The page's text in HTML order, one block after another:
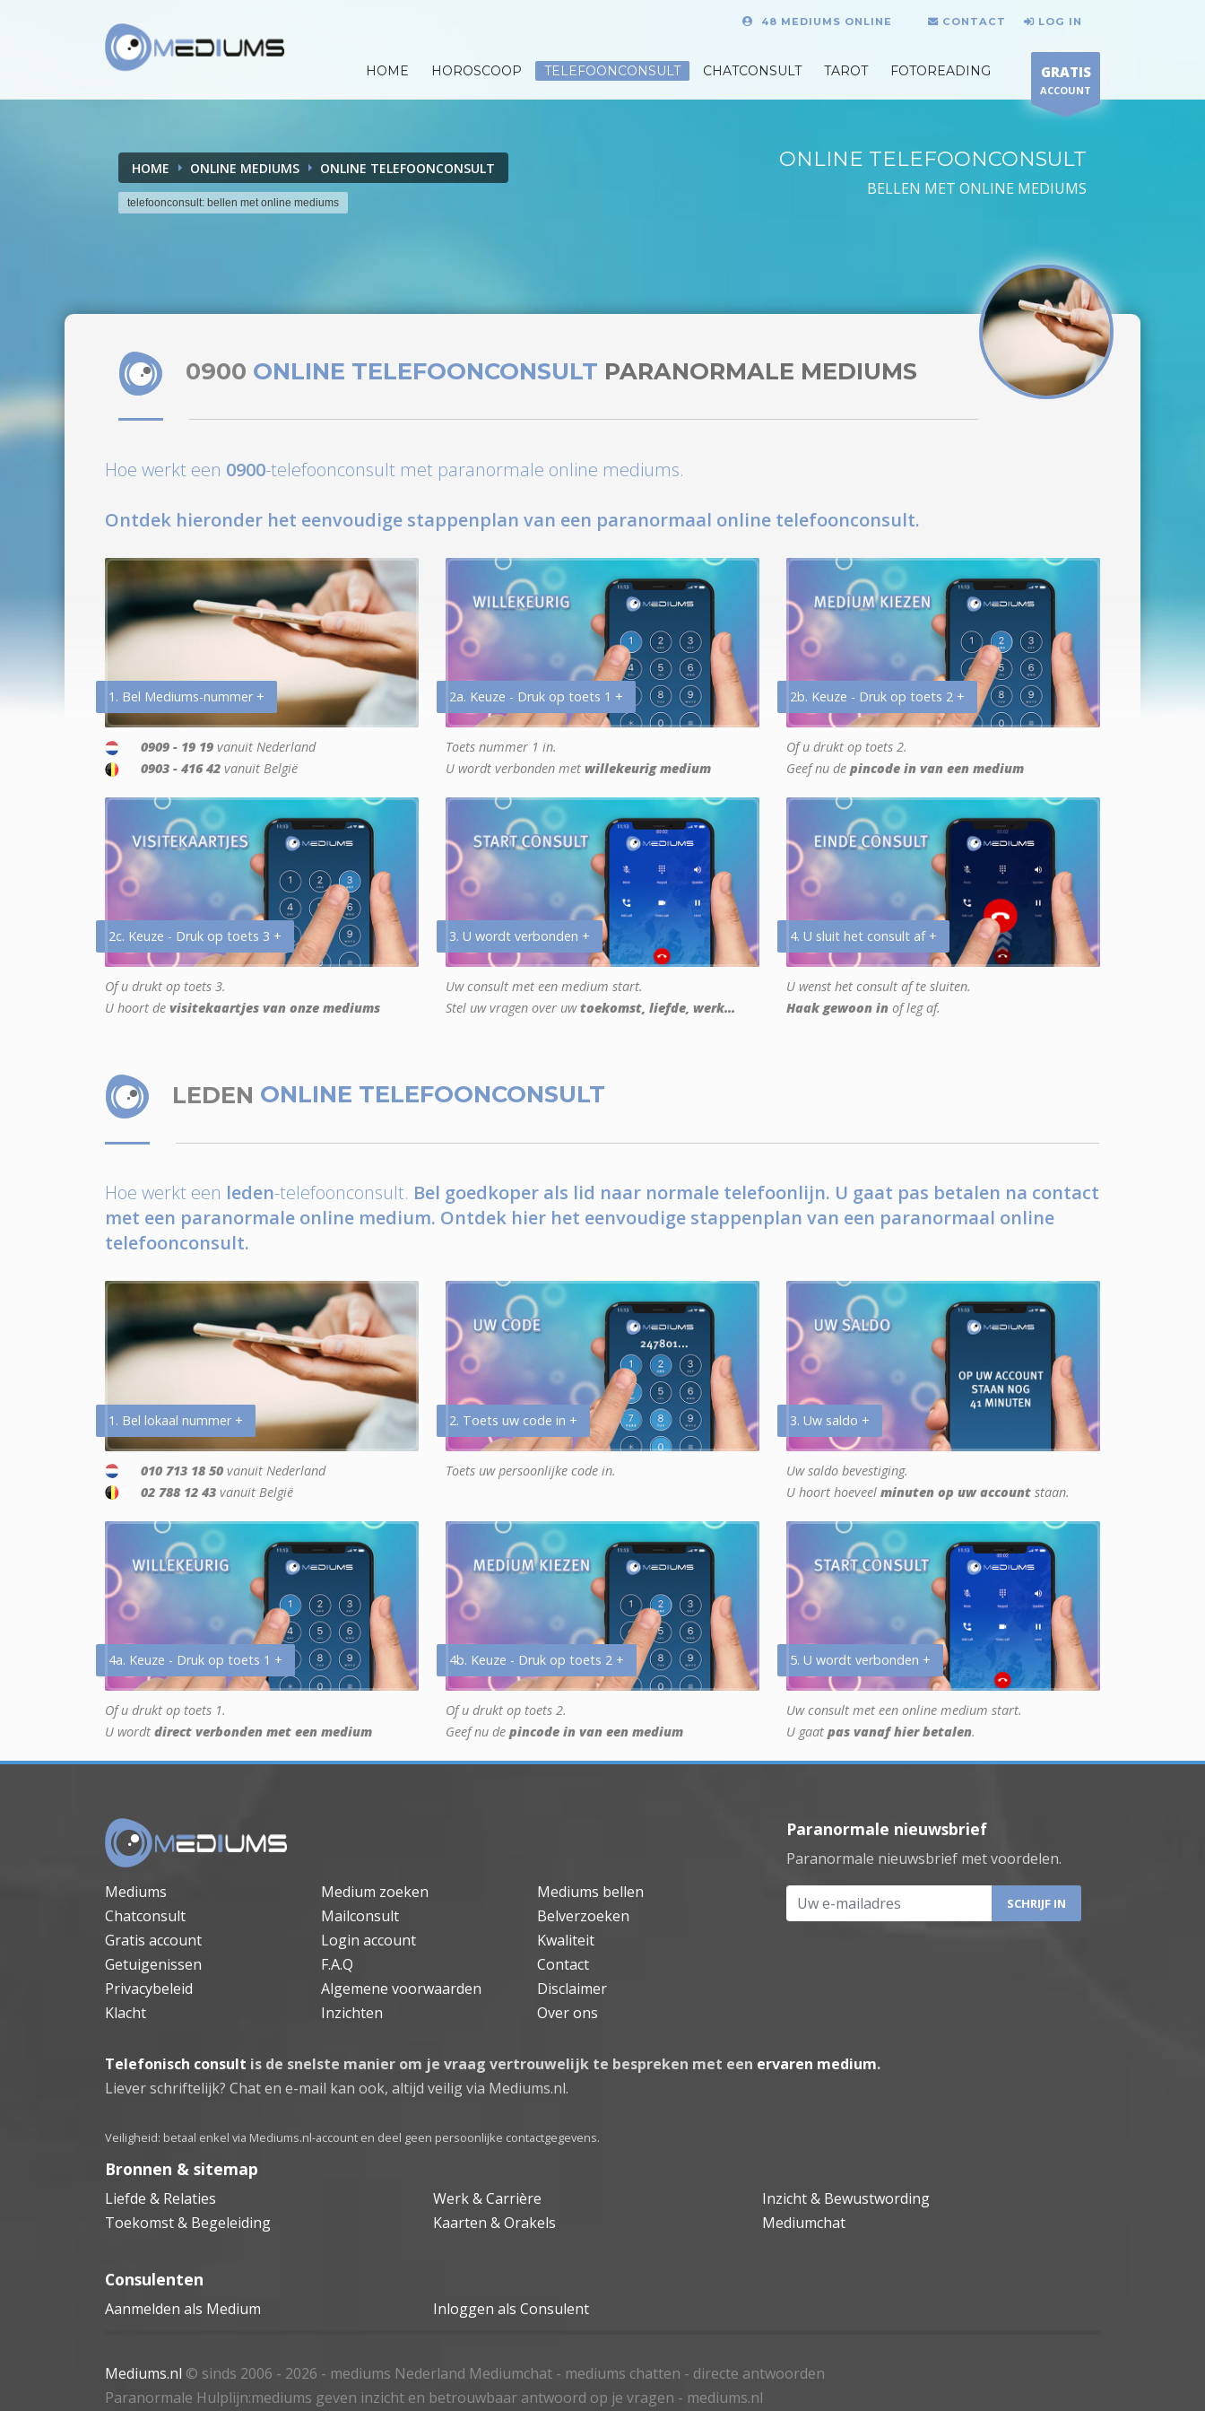
48 MEDIUMS ONLINE CONTACT LOG IN
HOME HOROSCOOP TELEFOONCONSULT CHATCONSULT TAROT FOTOREADING GRATIS
ACCOUNT
HOME ONLINE MEDIUMS ONLINE TELEFOONCONSULT
telefoonconsult: bellen met online mediums
ONLINE TELEFOONCONSULT
BELLEN MET ONLINE MEDIUMS
0900 ONLINE TELEFOONCONSULT PARANORMALE MEDIUMS
Hoe werkt een 0900-telefoonconsult met paranormale online mediums.
Ontdek hieronder het eenvoudige stappenplan van een paranormaal online telefoonconsult.
1. Bel Mediums-nummer +
0909 - 19 19 vanuit Nederland
0903 - 416 42 vanuit België
2a. Keuze - Druk op toets 1 +
Toets nummer 1 in.
U wordt verbonden met willekeurig medium
2b. Keuze - Druk op toets 2 +
Of u drukt op toets 2.
Geef nu de pincode in van een medium
2c. Keuze - Druk op toets 3 +
Of u drukt op toets 3.
U hoort de visitekaartjes van onze mediums
3. U wordt verbonden +
Uw consult met een medium start.
Stel uw vragen over uwtoekomst, liefde, werk...
4. U sluit het consult af +
U wenst het consult af te sluiten.
Haak gewoon in of leg af.
LEDEN ONLINE TELEFOONCONSULT
Hoe werkt een leden-telefoonconsult. Bel goedkoper als lid naar normale telefoonlijn. U gaat pas betalen na contact
met een paranormale online medium. Ontdek hier het eenvoudige stappenplan van een paranormaal online
telefoonconsult.
1. Bel lokaal nummer +
010 713 18 50 vanuit Nederland
02 788 12 43 vanuit België
2. Toets uw code in +
Toets uw persoonlijke code in.
3. Uw saldo +
Uw saldo bevestiging.
U hoort hoeveel minuten op uw account staan.
4a. Keuze - Druk op toets 1 +
Of u drukt op toets 1.
U wordt direct verbonden met een medium
4b. Keuze - Druk op toets 2 +
Of u drukt op toets 2.
Geef nu de pincode in van een medium
5. U wordt verbonden +
Uw consult met een online medium start.
U gaat pas vanaf hier betalen.
Mediums Medium zoeken
Mediums bellen
Chatconsult
Mailconsult
Belverzoeken
Gratis account
Login account
Kwaliteit
Getuigenissen
F.A.Q
Contact
Privacybeleid
Algemene voorwaarden
Disclaimer
Klacht
Inzichten Over ons
Paranormale nieuwsbrief
Paranormale nieuwsbrief met voordelen.
Uw e-mailadres
Telefonisch consult is de snelste manier om je vraag vertrouwelijk te bespreken met een ervaren medium.
Liever schriftelijk? Chat en e-mail kan ook, altijd veilig via Mediums.nl.
Veiligheid: betaal enkel via Mediums.nl-account en deel geen persoonlijke contactgegevens.
Bronnen & sitemap
Liefde & Relaties Werk & Carrière
Inzicht & Bewustwording
Toekomst & Begeleiding
Kaarten & Orakels Mediumchat
Consulenten
Aanmelden als Medium Inloggen als Consulent
Mediums.nl © sinds 2006 - 2026 - mediums Nederland Mediumchat - mediums chatten - directe antwoorden
Paranormale Hulplijn:mediums geven inzicht en betrouwbaar antwoord op je vragen - mediums.nl